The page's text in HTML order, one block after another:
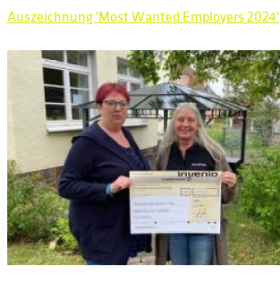
Auszeichnung 'Most Wanted Employers 2024'